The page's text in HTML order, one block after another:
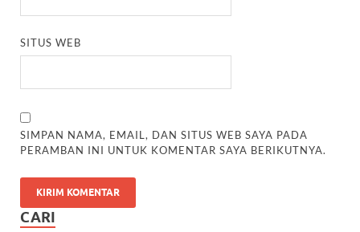
SITUS WEB
SIMPAN NAMA, EMAIL, DAN SITUS WEB SAYA PADA
PERAMBAN INI UNTUK KOMENTAR SAYA BERIKUTNYA.
CARI